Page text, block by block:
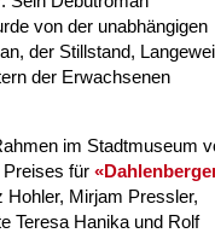
von der unabhängigen
der Stillstand,
der Erwachsenen
im Stadtmuseum
für
Hohler, Mirjam Pressler,
Teresa Hanika und Rolf